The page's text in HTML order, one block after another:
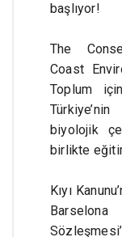
başlıyor!
The
Coast
Toplum
biyolojik
birlikte
Kıyı